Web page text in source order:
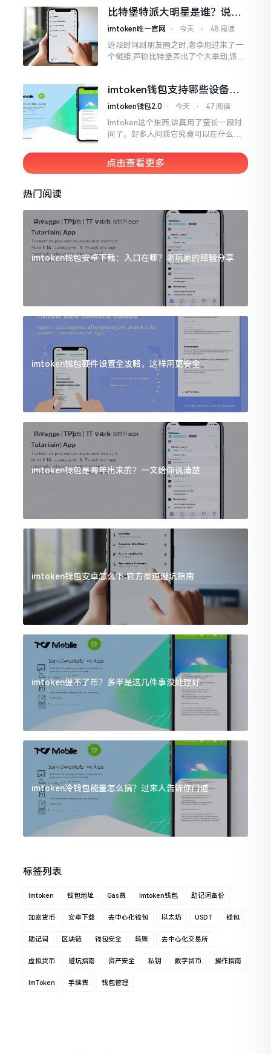
推移才逐渐明晰
比特堡特派大明星是谁？说实
话，我真没搞明白
imtoken唯一官网 ⋅ 今天 ⋅ 48 阅读
近段时间刷朋友圈之时,老李甩过来了一
个链接,声称比特堡弄出了个大举动,派遣
磅”、“首发”、“独家”
imtoken钱包支持哪些设备？
手机电脑都能用
imtoken钱包2.0 ⋅ 今天 ⋅ 47 阅读
Imtoken这个东西,讲真用了蛮长一段时
间了。好多人问我它究竟可以在什么设
机这一介面来说,iOS系统跟安卓系统都
给予支持
点击查看更多
热门阅读
imtoken钱包安卓下载：入口在哪？老玩家的经验分享
imtoken钱包硬件设置全攻略，这样用更安全
imtoken钱包是哪年出来的？一文给你说清楚
imtoken钱包安卓怎么下 官方渠道避坑指南
imtoken提不了币？多半是这几件事没处理好
imtoken冷钱包能量怎么搞？过来人告诉你门道
标签列表
Imtoken 钱包地址 Gas费 Imtoken钱包 助记词备份
加密货币 安卓下载 去中心化钱包 以太坊 USDT 钱包
助记词 区块链 钱包安全 转账 去中心化交易所
虚拟货币 避坑指南 资产安全 私钥 数字货币 操作指南
ImToken 手续费 钱包管理